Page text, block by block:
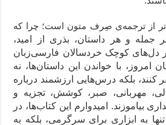
از ترجمه‌ی صِرف متون است؛ چرا که
جمله و هر داستان، بذری از امید،
دل‌های کوچک خردسالان فارسی‌زبان
امروز، با خواندن این داستان‌ها، نه
کنند، بلکه درس‌هایی ارزشمند درباره
مهربانی، صبر، کوشش، تجزیه و
بیاموزند. امیدوارم این کتاب‌ها، در
به ابزاری برای سرگرمی، بلکه به